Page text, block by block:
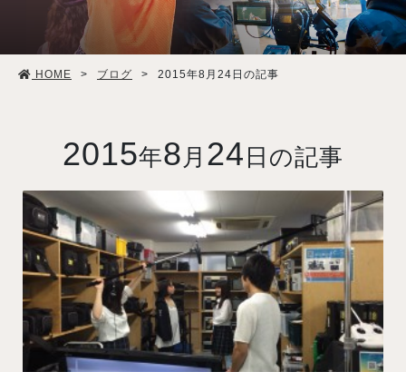
学校紹介・教育システム
学生生活
就職・デビュー
入試案内
学校情報
オープンキャンパス
HOME > ブログ > 2015年8月24日の記事
2015年8 月 24 日の記事